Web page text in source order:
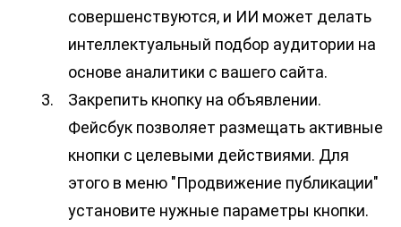
совершенствуются, и ИИ может делать
интеллектуальный подбор аудитории на
основе аналитики с вашего сайта.
Закрепить кнопку на объявлении.
Фейсбук позволяет размещать активные
кнопки с целевыми действиями. Для
этого в меню "Продвижение публикации"
установите нужные параметры кнопки.